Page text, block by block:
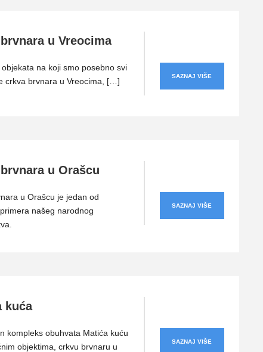
u Vreocima
na koji smo posebno svi
crkva brvnara u Vreocima, […]
SAZNAJ VIŠE
u Orašcu
u Orašcu je jedan od
našeg narodnog
SAZNAJ VIŠE
kuća
kompleks obuhvata Matića kuću
objektima, crkvu brvnaru u
SAZNAJ VIŠE